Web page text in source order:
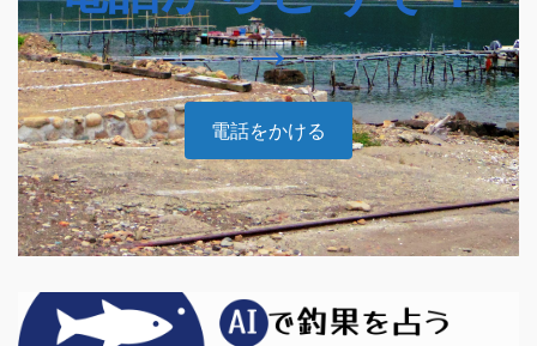
→
電話をかける